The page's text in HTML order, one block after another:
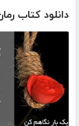
دانلود کتاب